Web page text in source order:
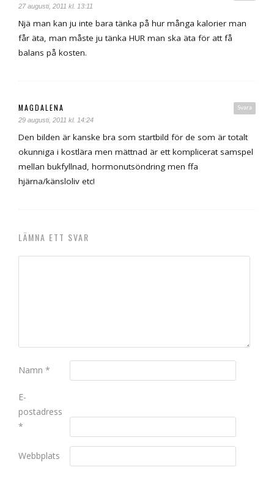
27 augusti, 2011 kl. 13:11
Njä man kan ju inte bara tänka på hur många kalorier man
får äta, man måste ju tänka HUR man ska äta för att få
balans på kosten.
Svara
MAGDALENA
29 augusti, 2011 kl. 14:24
Den bilden är kanske bra som startbild för de som är totalt
okunniga i kostlära men mättnad är ett komplicerat samspel
mellan bukfyllnad, hormonutsöndring men ffa
hjärna/känsloliv etc!
LÄMNA ETT SVAR
Namn *
E-
postadress
*
Webbplats